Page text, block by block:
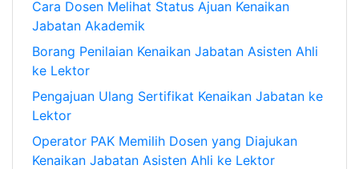
Cara Dosen Melihat Status Ajuan Kenaikan
Jabatan Akademik
Borang Penilaian Kenaikan Jabatan Asisten Ahli
ke Lektor
Pengajuan Ulang Sertifikat Kenaikan Jabatan ke
Lektor
Operator PAK Memilih Dosen yang Diajukan
Kenaikan Jabatan Asisten Ahli ke Lektor